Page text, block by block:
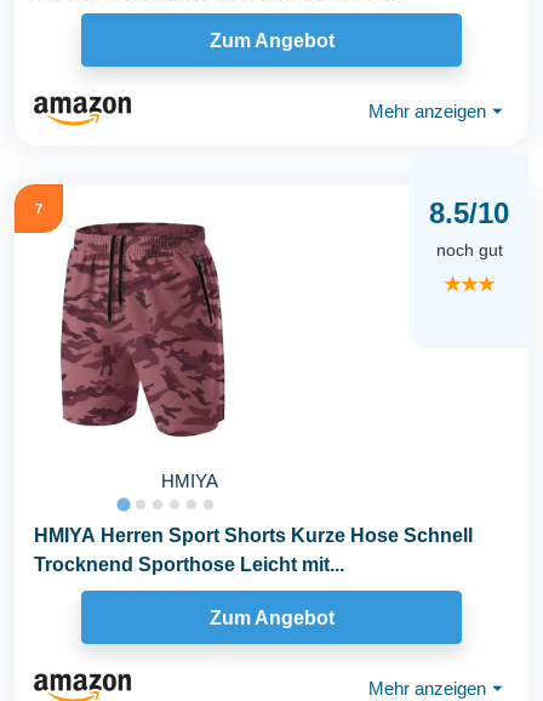
Zum Angebot
Mehr anzeigen ⏷
7
HMIYA
8.5/10
noch gut
★★★
HMIYA Herren Sport Shorts Kurze Hose Schnell
Trocknend Sporthose Leicht mit...
Zum Angebot
Mehr anzeigen ⏷